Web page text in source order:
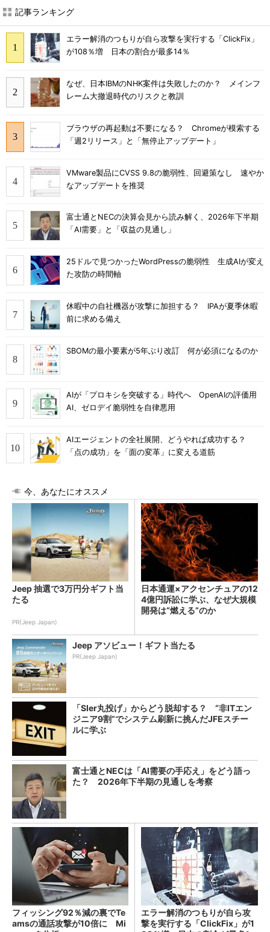
記事ランキング
エラー解消のつもりが自ら攻撃を実行する「ClickFix」
が108％増 日本の割合が最多14％
なぜ、日本IBMのNHK案件は失敗したのか？ メインフ
レーム大撤退時代のリスクと教訓
ブラウザの再起動は不要になる？ Chromeが模索する
「週2リリース」と「無停止アップデート」
VMware製品にCVSS 9.8の脆弱性、回避策なし 速やか
なアップデートを推奨
富士通とNECの決算会見から読み解く、2026年下半期
「AI需要」と「収益の見通し」
25ドルで見つかったWordPressの脆弱性 生成AIが変え
た攻防の時間軸
休暇中の自社機器が攻撃に加担する？ IPAが夏季休暇
前に求める備え
SBOMの最小要素が5年ぶり改訂 何が必須になるのか
AIが「プロキシを突破する」時代へ OpenAIの評価用
AI、ゼロデイ脆弱性を自律悪用
AIエージェントの全社展開、どうやれば成功する？
「点の成功」を「面の変革」に変える道筋
今、あなたにオススメ
Jeep 抽選で3万円分ギフト当
たる
PR(Jeep Japan)
日本通運×アクセンチュアの12
4億円訴訟に学ぶ、なぜ大規模
開発は“燃える”のか
Jeep アソビュー！ギフト当たる
PR(Jeep Japan)
「SIer丸投げ」からどう脱却する？ “非ITエン
ジニア9割”でシステム刷新に挑んだJFEスチー
ルに学ぶ
富士通とNECは「AI需要の手応え」をどう語っ
た？ 2026年下半期の見通しを考察
フィッシング92％減の裏でTe
amsの通話攻撃が10倍に Mi
エラー解消のつもりが自ら攻
撃を実行する「ClickFix」が1